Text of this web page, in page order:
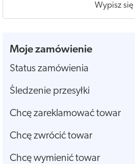
Wypisz się
Moje zamówienie
Status zamówienia
Śledzenie przesyłki
Chcę zareklamować towar
Chcę zwrócić towar
Chcę wymienić towar